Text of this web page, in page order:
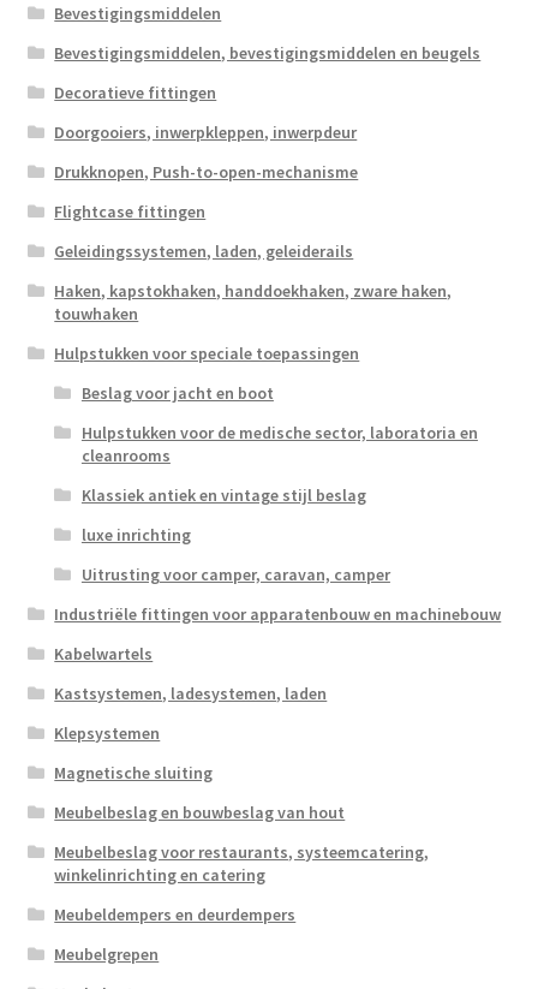
Bevestigingsmiddelen
Bevestigingsmiddelen, bevestigingsmiddelen en beugels
Decoratieve fittingen
Doorgooiers, inwerpkleppen, inwerpdeur
Drukknopen, Push-to-open-mechanisme
Flightcase fittingen
Geleidingssystemen, laden, geleiderails
Haken, kapstokhaken, handdoekhaken, zware haken,
touwhaken
Hulpstukken voor speciale toepassingen
Beslag voor jacht en boot
Hulpstukken voor de medische sector, laboratoria en
cleanrooms
Klassiek antiek en vintage stijl beslag
luxe inrichting
Uitrusting voor camper, caravan, camper
Industriële fittingen voor apparatenbouw en machinebouw
Kabelwartels
Kastsystemen, ladesystemen, laden
Klepsystemen
Magnetische sluiting
Meubelbeslag en bouwbeslag van hout
Meubelbeslag voor restaurants, systeemcatering,
winkelinrichting en catering
Meubeldempers en deurdempers
Meubelgrepen